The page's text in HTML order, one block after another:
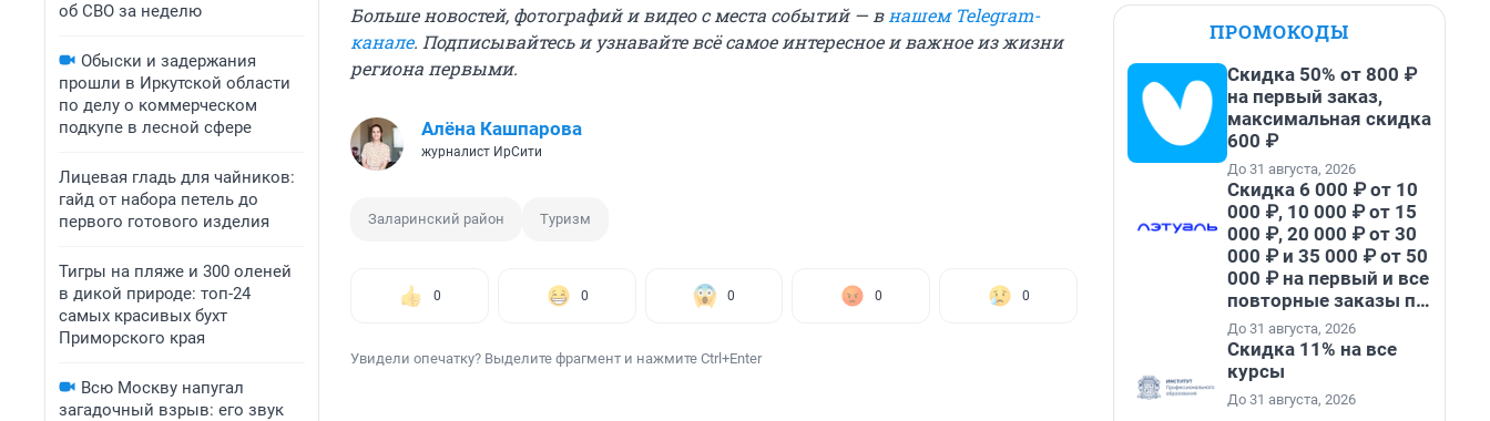
об СВО за неделю
Обыски и задержания
прошли в Иркутской области
по делу о коммерческом
подкупе в лесной сфере
Лицевая гладь для чайников:
гайд от набора петель до
первого готового изделия
Тигры на пляже и 300 оленей
в дикой природе: топ-24
самых красивых бухт
Приморского края
Всю Москву напугал
загадочный взрыв: его звук
Больше новостей, фотографий и видео с места событий — в нашем Telegram-
канале. Подписывайтесь и узнавайте всё самое интересное и важное из жизни
региона первыми.
Алёна Кашпарова
журналист ИрСити
Заларинский район Туризм
0 0 0 0 0
Увидели опечатку? Выделите фрагмент и нажмите Ctrl+Enter
ПРОМОКОДЫ
Скидка 50% от 800 ₽
на первый заказ,
максимальная скидка
600 ₽
До 31 августа, 2026
Скидка 6 000 ₽ от 10
000 ₽, 10 000 ₽ от 15
000 ₽, 20 000 ₽ от 30
000 ₽ и 35 000 ₽ от 50
000 ₽ на первый и все
повторные заказы по
промокоду НАБЕРИ
До 31 августа, 2026
Скидка 11% на все
курсы
До 31 августа, 2026